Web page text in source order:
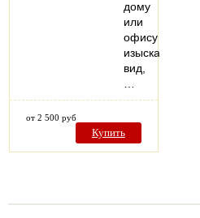
дому
или
офису
изысканный
вид,
от 2 500 руб
Купить